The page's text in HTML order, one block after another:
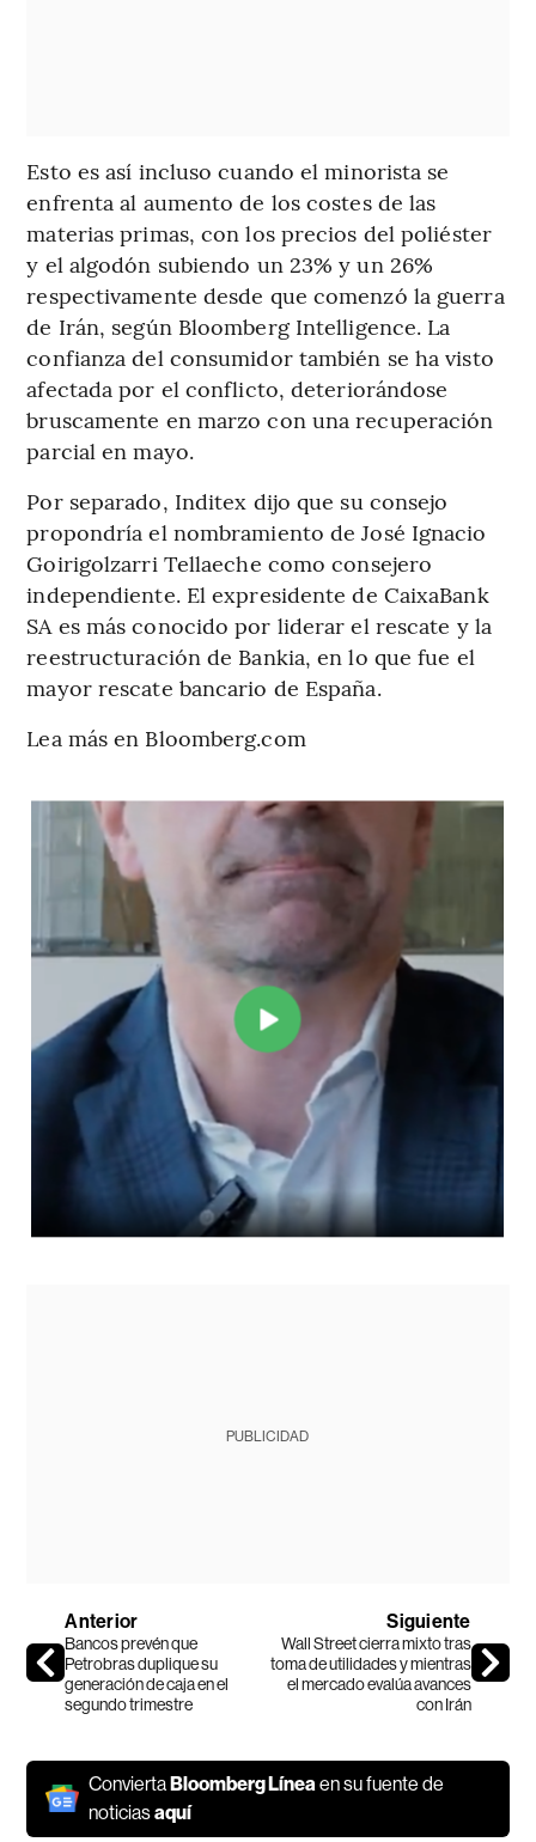
Esto es así incluso cuando el minorista se
enfrenta al aumento de los costes de las
materias primas, con los precios del poliéster
y el algodón subiendo un 23% y un 26%
respectivamente desde que comenzó la guerra
de Irán, según Bloomberg Intelligence. La
confianza del consumidor también se ha visto
afectada por el conflicto, deteriorándose
bruscamente en marzo con una recuperación
parcial en mayo.
Por separado, Inditex dijo que su consejo
propondría el nombramiento de José Ignacio
Goirigolzarri Tellaeche como consejero
independiente. El expresidente de CaixaBank
SA es más conocido por liderar el rescate y la
reestructuración de Bankia, en lo que fue el
mayor rescate bancario de España.
Lea más en Bloomberg.com
PUBLICIDAD
Anterior
Bancos prevén que
Petrobras duplique su
generación de caja en el
segundo trimestre
Siguiente
Wall Street cierra mixto tras
toma de utilidades y mientras
el mercado evalúa avances
con Irán
ConviertaBloomberg Línea en su fuente de
noticiasaquí